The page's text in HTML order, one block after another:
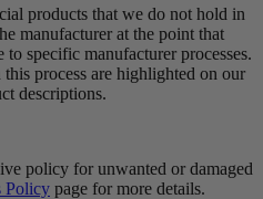
products that we do not hold in
manufacturer at the point that
specific manufacturer processes.
process are highlighted on our
descriptions.
policy for unwanted or damaged
Policy page for more details.